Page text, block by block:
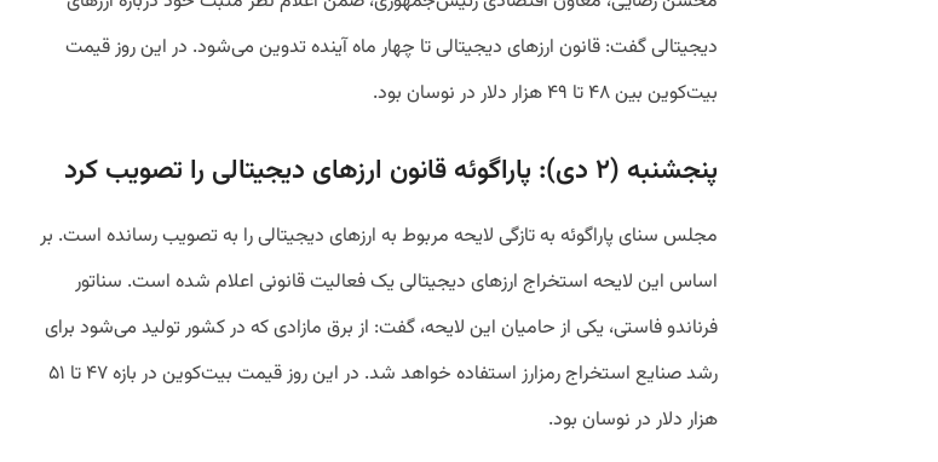
دیجیتالی گفت: قانون ارزهای دیجیتالی تا چهار ماه آینده تدوین می‌شود. در این روز قیمت
بیت‌کوین بین ۴۸ تا ۴۹ هزار دلار در نوسان بود.
پنجشنبه (۲ دی): پاراگوئه قانون ارزهای دیجیتالی را تصویب کرد
مجلس سنای پاراگوئه به تازگی لایحه مربوط به ارزهای دیجیتالی را به تصویب رسانده است. بر
اساس این لایحه استخراج ارزهای دیجیتالی یک فعالیت قانونی اعلام شده است. سناتور
فرناندو فاستی، یکی از حامیان این لایحه، گفت: از برق مازادی که در کشور تولید می‌شود برای
رشد صنایع استخراج رمزارز استفاده خواهد شد. در این روز قیمت بیت‌کوین در بازه ۴۷ تا ۵۱
هزار دلار در نوسان بود.